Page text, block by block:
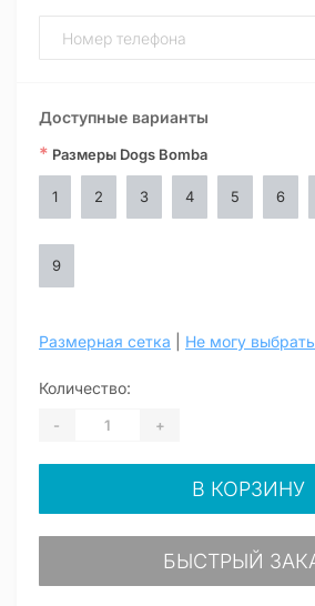
Доступные варианты
* Размеры Dogs Bomba
1 2 3 4 5 6
9
Размерная сетка Не могу
Количество:
- +
В КОРЗИНУ
БЫСТРЫЙ